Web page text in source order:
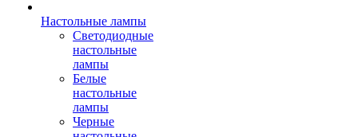
Настольные лампы
Светодиодные
настольные
лампы
Белые
настольные
лампы
Черные